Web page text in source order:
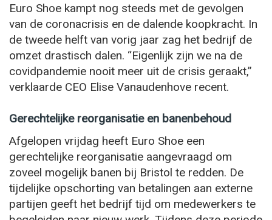
Euro Shoe kampt nog steeds met de gevolgen
van de coronacrisis en de dalende koopkracht. In
de tweede helft van vorig jaar zag het bedrijf de
omzet drastisch dalen. “Eigenlijk zijn we na de
covidpandemie nooit meer uit de crisis geraakt,”
verklaarde CEO Elise Vanaudenhove recent.
Gerechtelijke reorganisatie en banenbehoud
Afgelopen vrijdag heeft Euro Shoe een
gerechtelijke reorganisatie aangevraagd om
zoveel mogelijk banen bij Bristol te redden. De
tijdelijke opschorting van betalingen aan externe
partijen geeft het bedrijf tijd om medewerkers te